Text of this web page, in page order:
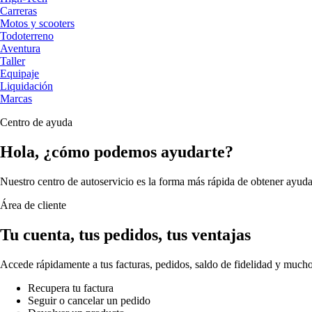
Carreras
Motos y scooters
Todoterreno
Aventura
Taller
Equipaje
Liquidación
Marcas
Centro de ayuda
Hola, ¿cómo podemos ayudarte?
Nuestro centro de autoservicio es la forma más rápida de obtener
Área de cliente
Tu cuenta, tus pedidos, tus ventajas
Accede rápidamente a tus facturas, pedidos, saldo de fidelidad y
Recupera tu factura
Seguir o cancelar un pedido